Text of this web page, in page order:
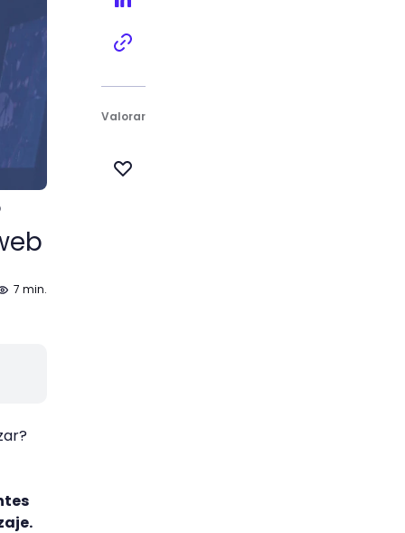
7 min.
Valorar